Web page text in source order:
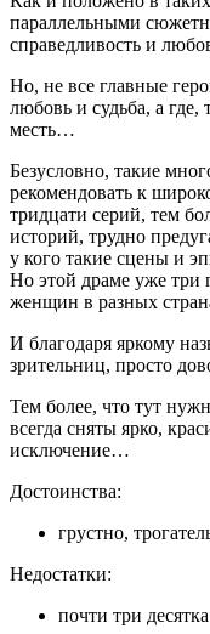
параллельными
справедливость и
Но, не все главные
любовь и судьба, а
месть…
Безусловно, такие
рекомендовать к
тридцати серий, тем
историй, трудно
у кого такие сцены и
Но этой драме уже три
женщин в разных
И благодаря яркому
зрительниц, просто
Тем более, что тут
всегда сняты ярко,
исключение…
Достоинства:
грустно,
Недостатки:
почти три